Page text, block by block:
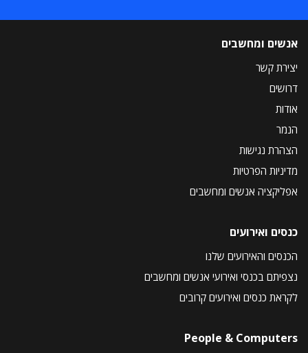
אנשים ומחשבים
יצירת קשר
דרושים
אודות
הנמר
הצהרת נגישות
מדיניות הפרטיות
אפליקציה אנשים ומחשבים
כנסים ואירועים
הכנסים והאירועים שלנו
נצפיתם בכנסי ואירועי אנשים ומחשבים
לקראת כנסים ואירועים קרובים
People & Computers